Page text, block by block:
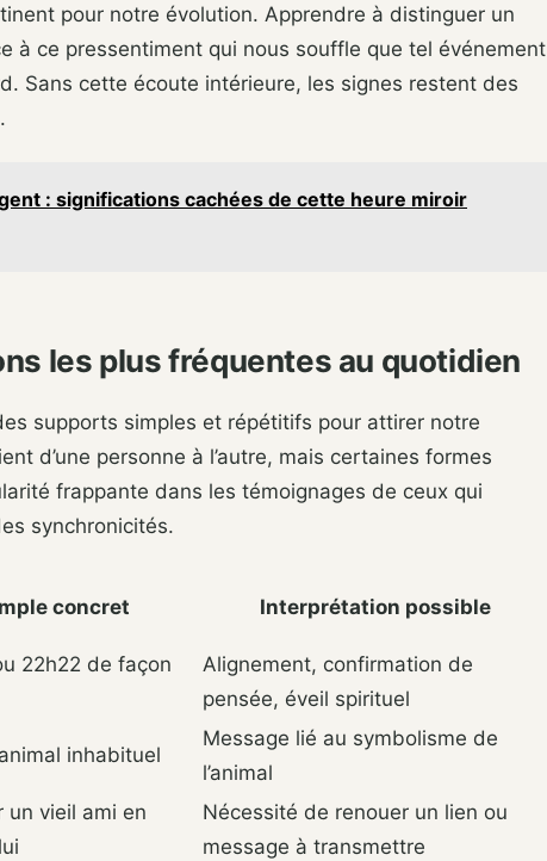
pour notre évolution. Apprendre à distinguer un
à ce pressentiment qui nous souffle que tel événement
Sans cette écoute intérieure, les signes restent des
: significations cachées de cette heure miroir
les plus fréquentes au quotidien
supports simples et répétitifs pour attirer notre
d’une personne à l’autre, mais certaines formes
frappante dans les témoignages de ceux qui
synchronicités.
concret Interprétation possible
22h22 de façon
Alignement, confirmation de
pensée, éveil spirituel
inhabituel
Message lié au symbolisme de
l’animal
un vieil ami en
Nécessité de renouer un lien ou
message à transmettre